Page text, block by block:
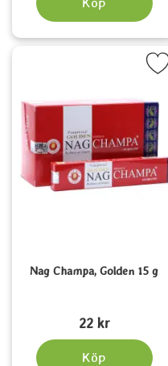
Nag Champa, Golden 15 g
22 kr
Köp
Markera nag Champa,